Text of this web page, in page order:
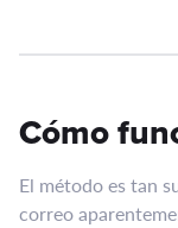
Cómo
El método es tan
correo